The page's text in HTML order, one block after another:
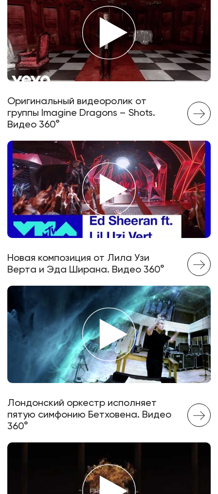
Оригинальный видеоролик от
группы Imagine Dragons – Shots.
Видео 360°
Новая композиция от Лила Узи
Верта и Эда Ширана. Видео 360°
Лондонский оркестр исполняет
пятую симфонию Бетховена. Видео
360°